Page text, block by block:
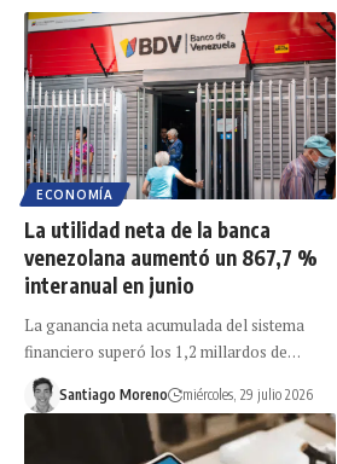
ECONOMÍA
La utilidad neta de la banca
venezolana aumentó un 867,7 %
interanual en junio
La ganancia neta acumulada del sistema
financiero superó los 1,2 millardos de…
Santiago Moreno miércoles, 29 julio 2026